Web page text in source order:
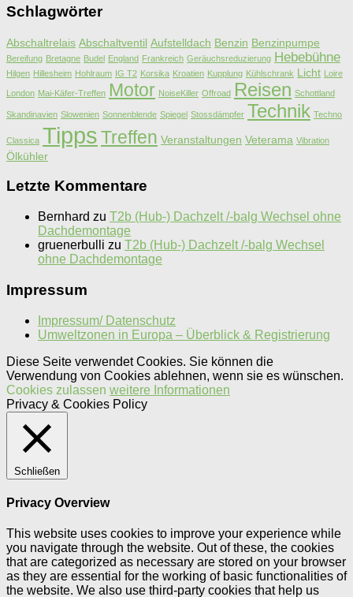
Schlagwörter
Abschaltrelais Abschaltventil Aufstelldach Benzin Benzinpumpe
Bereifung Bretagne Budel England Frankreich Geräuchsreduzierung Hebebühne
Hilgen Hillesheim Hohlraum IG T2 Korsika Kroatien Kupplung Kühlschrank Licht Loire
London Mai-Käfer-Treffen Motor NoiseKiller Offroad Reisen Schottland
Skandinavien Slowenien Sonnenblende Spiegel Stossdämpfer Technik Techno
Classica TippsTreffen Veranstaltungen Veterama Vibration
Ölkühler
Letzte Kommentare
Bernhard zu T2b (Hub-) Dachzelt /-balg Wechsel ohne
Dachdemontage
gruenerbulli zu T2b (Hub-) Dachzelt /-balg Wechsel
ohne Dachdemontage
Impressum
Impressum/ Datenschutz
Umweltzonen in Europa – Überblick & Registrierung
Diese Seite verwendet Cookies. Sie können die
Verwendung von Cookies ablehnen, wenn sie es wünschen.
Cookies zulassen weitere Informationen
Privacy & Cookies Policy
Schließen
Privacy Overview
This website uses cookies to improve your experience while
you navigate through the website. Out of these, the cookies
that are categorized as necessary are stored on your browser
as they are essential for the working of basic functionalities of
the website. We also use third-party cookies that help us